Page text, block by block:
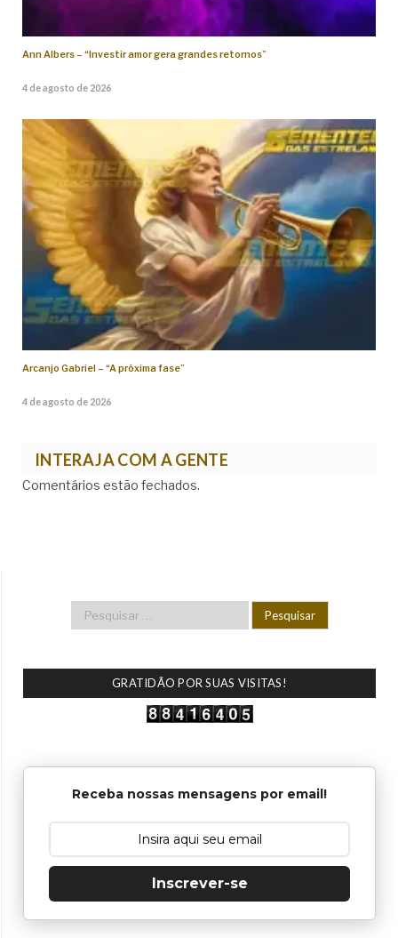
Ann Albers – “Investir amor gera grandes retornos”
4 de agosto de 2026
Arcanjo Gabriel – “A próxima fase”
4 de agosto de 2026
INTERAJA COM A GENTE
Comentários estão fechados.
GRATIDÃO POR SUAS VISITAS!
Receba nossas mensagens por email!
Inscrever-se